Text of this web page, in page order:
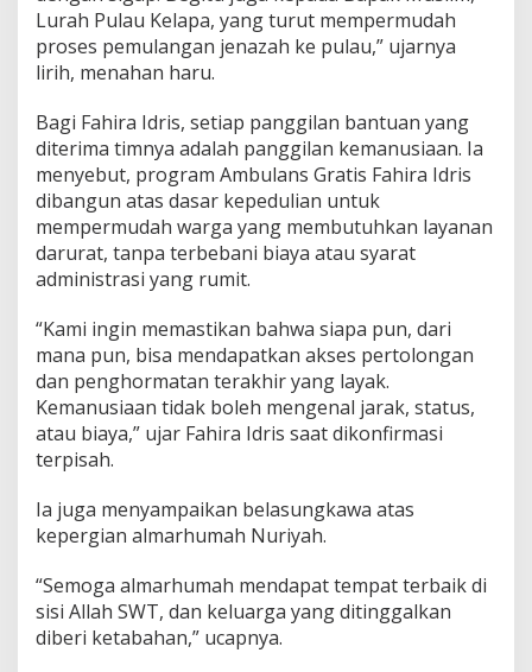
Lurah Pulau Kelapa, yang turut mempermudah
proses pemulangan jenazah ke pulau,” ujarnya
lirih, menahan haru.
‎‎Bagi Fahira Idris, setiap panggilan bantuan yang
diterima timnya adalah panggilan kemanusiaan. Ia
menyebut, program Ambulans Gratis Fahira Idris
dibangun atas dasar kepedulian untuk
mempermudah warga yang membutuhkan layanan
darurat, tanpa terbebani biaya atau syarat
administrasi yang rumit.
‎“Kami ingin memastikan bahwa siapa pun, dari
mana pun, bisa mendapatkan akses pertolongan
dan penghormatan terakhir yang layak.
Kemanusiaan tidak boleh mengenal jarak, status,
atau biaya,” ujar Fahira Idris saat dikonfirmasi
terpisah.
‎‎Ia juga menyampaikan belasungkawa atas
kepergian almarhumah Nuriyah.
‎“Semoga almarhumah mendapat tempat terbaik di
sisi Allah SWT, dan keluarga yang ditinggalkan
diberi ketabahan,” ucapnya.